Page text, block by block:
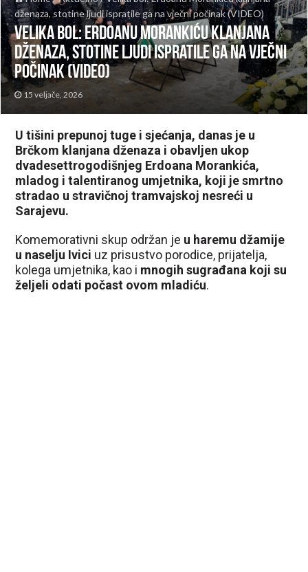
dženaza, stotine ljudi ispratile ga na vječni počinak (VIDEO)
Velika bol: Erdoanu Morankiću klanjana
dženaza, stotine ljudi ispratile ga na vječni
počinak (VIDEO)
15 veljače, 2026
U tišini prepunoj tuge i sjećanja, danas je u
Brčkom klanjana dženaza i obavljen ukop
dvadesettrogodišnjeg Erdoana Morankića,
mladog i talentiranog umjetnika, koji je smrtno
stradao u stravičnoj tramvajskoj nesreći u
Sarajevu.
Komemorativni skup održan je u haremu džamije
u naselju Ivici uz prisustvo porodice, prijatelja,
kolega umjetnika, kao i mnogih sugrađana koji su
željeli odati počast ovom mladiću.